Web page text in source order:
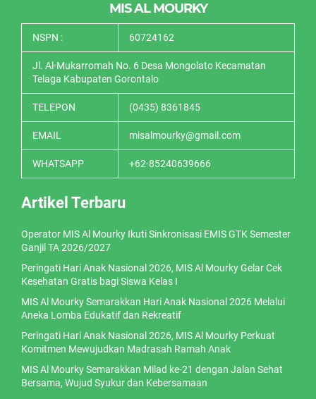
MIS AL MOURKY
NSPN : 60724162
Jl. Al-Mukarromah No. 6 Desa Mongolato Kecamatan
Telaga Kabupaten Gorontalo
TELEPON (0435) 8361845
EMAIL misalmourky@gmail.com
WHATSAPP +62-85240639666
Artikel Terbaru
Operator MIS Al Mourky Ikuti Sinkronisasi EMIS GTK Semester
Ganjil TA 2026/2027
Peringati Hari Anak Nasional 2026, MIS Al Mourky Gelar Cek
Kesehatan Gratis bagi Siswa Kelas I
MIS Al Mourky Semarakkan Hari Anak Nasional 2026 Melalui
Aneka Lomba Edukatif dan Rekreatif
Peringati Hari Anak Nasional 2026, MIS Al Mourky Perkuat
Komitmen Mewujudkan Madrasah Ramah Anak
MIS Al Mourky Semarakkan Milad ke-21 dengan Jalan Sehat
Bersama, Wujud Syukur dan Kebersamaan